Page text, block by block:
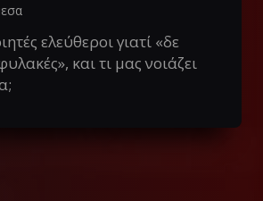
ελεύθεροι γιατί «δε
και τι μας νοιάζει